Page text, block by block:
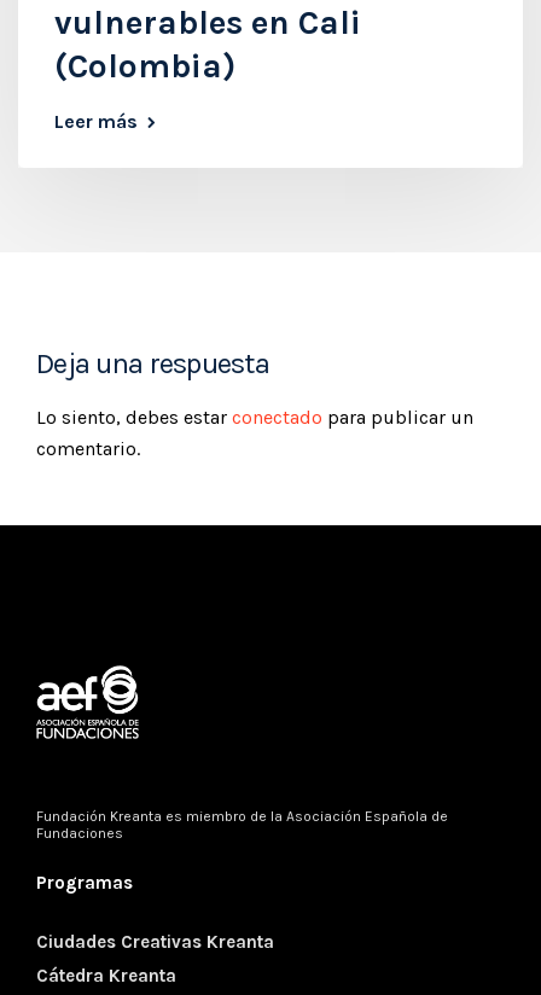
vulnerables en Cali
(Colombia)
Leer más
Deja una respuesta
Lo siento, debes estar conectado para publicar un
comentario.
Fundación Kreanta es miembro de la Asociación Española de
Fundaciones
Programas
Ciudades Creativas Kreanta
Cátedra Kreanta